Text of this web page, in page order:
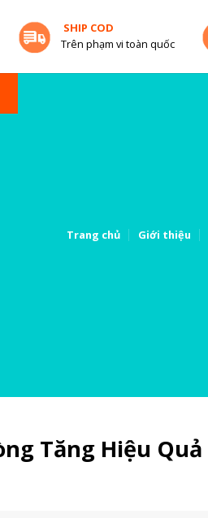
SHIP COD
Trên phạm vi toàn quốc
Trang chủ Giới thiệu
Tăng Hiệu